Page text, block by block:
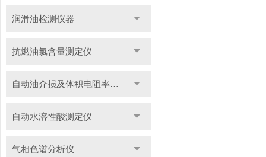
润滑油检测仪器
抗燃油氯含量测定仪
自动油介损及体积电阻率测定仪
自动水溶性酸测定仪
气相色谱分析仪